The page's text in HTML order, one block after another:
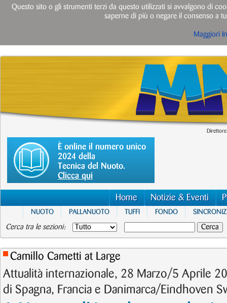
È online il numero unico
2024 della
Tecnica del Nuoto.
Clicca qui
Home Notizie & Eventi
NUOTO PALLANUOTO TUFFI FONDO
Cerca tra le sezioni:
Camillo Cametti at Large
Attualità internazionale, 28 Marzo/5 Aprile
di Spagna, Francia e Danimarca/Eindhoven
Questo sito o gli strumenti terzi da questo utilizzati si avvalgono di
saperne di più o negare il consenso a
Maggiori